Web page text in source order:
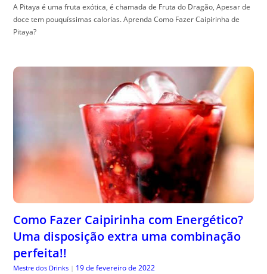
A Pitaya é uma fruta exótica, é chamada de Fruta do Dragão, Apesar de
doce tem pouquíssimas calorias. Aprenda Como Fazer Caipirinha de
Pitaya?
Como Fazer Caipirinha com Energético?
Uma disposição extra uma combinação
perfeita!!
Mestre dos Drinks | 19 de fevereiro de 2022